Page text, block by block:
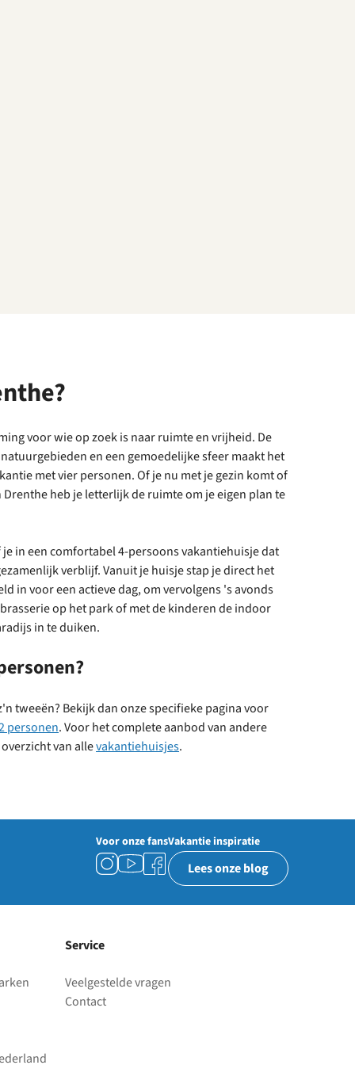
voor wie op zoek is naar ruimte en vrijheid. De
en een gemoedelijke sfeer maakt het
met vier personen. Of je nu met je gezin komt of
heb je letterlijk de ruimte om je eigen plan te
je in een comfortabel 4-persoons vakantiehuisje dat
verblijf. Vanuit je huisje stap je direct het
in voor een actieve dag, om vervolgens 's avonds
op het park of met de kinderen de indoor
in te duiken.
tweeën? Bekijk dan onze specifieke pagina voor
personen. Voor het complete aanbod van andere
van allevakantiehuisjes.
Voor onze fansVakantie inspiratie
Lees onze blog
Service
Veelgestelde vragen
Contact